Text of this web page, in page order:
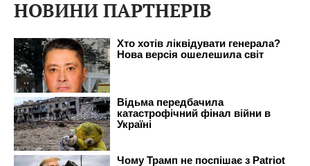
НОВИНИ ПАРТНЕРІВ